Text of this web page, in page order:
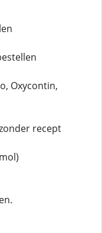
Oxycontin,
recept